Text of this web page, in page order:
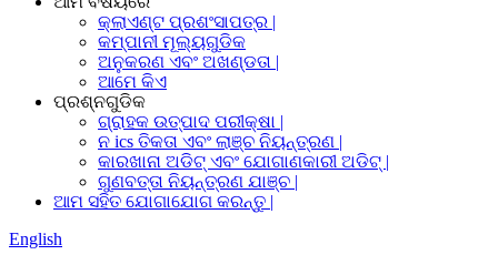
କ୍ଲାଏଣ୍ଟ ପ୍ରଶଂସାପତ୍ର |
କମ୍ପାନୀ ମୂଲ୍ୟଗୁଡିକ
ଅନୁକରଣ ଏବଂ ଅଖଣ୍ଡତା |
ଆମେ କିଏ
ପ୍ରଶ୍ନଗୁଡିକ
ଗ୍ରାହକ ଉତ୍ପାଦ ପରୀକ୍ଷା |
ନ ics ତିକତା ଏବଂ ଲାଞ୍ଚ ନିୟନ୍ତ୍ରଣ |
କାରଖାନା ଅଡିଟ୍ ଏବଂ ଯୋଗାଣକାରୀ ଅଡିଟ୍ |
ଗୁଣବତ୍ତା ନିୟନ୍ତ୍ରଣ ଯାଞ୍ଚ |
ଆମ ସହିତ ଯୋଗାଯୋଗ କରନ୍ତୁ |
English